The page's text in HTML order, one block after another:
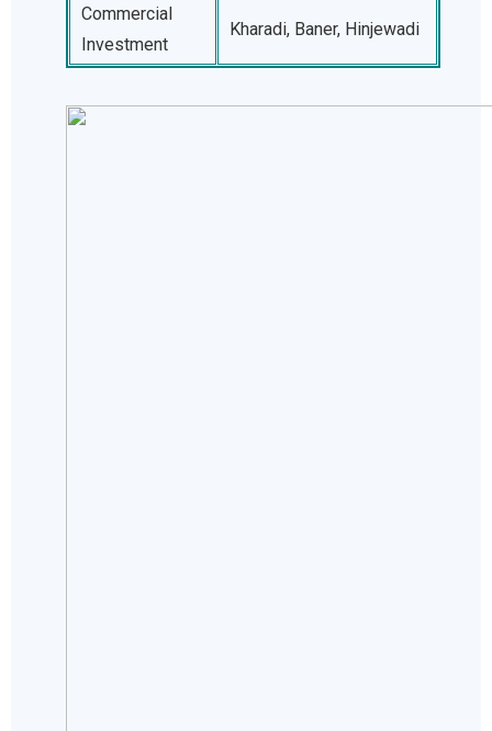
Commercial
Investment
Kharadi, Baner, Hinjewadi